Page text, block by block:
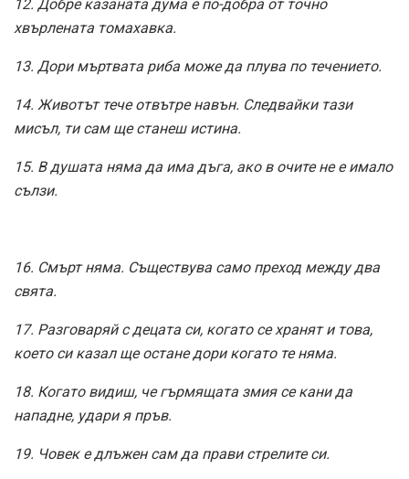
12. Добре казаната дума е по-добра от точно
хвърлената томахавка.
13. Дори мъртвата риба може да плува по течението.
14. Животът тече отвътре навън. Следвайки тази
мисъл, ти сам ще станеш истина.
15. В душата няма да има дъга, ако в очите не е имало
сълзи.
16. Смърт няма. Съществува само преход между два
свята.
17. Разговаряй с децата си, когато се хранят и това,
което си казал ще остане дори когато те няма.
18. Когато видиш, че гърмящата змия се кани да
нападне, удари я пръв.
19. Човек е длъжен сам да прави стрелите си.